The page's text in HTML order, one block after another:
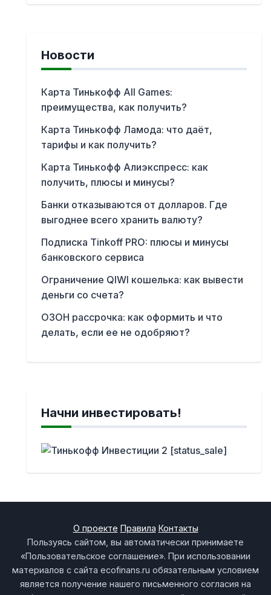
Новости
Карта Тинькофф All Games:
преимущества, как получить?
Карта Тинькофф Ламода: что даёт,
тарифы и как получить?
Карта Тинькофф Алиэкспресс: как
получить, плюсы и минусы?
Банки отказываются от долларов. Где
выгоднее всего хранить валюту?
Подписка Tinkoff PRO: плюсы и минусы
банковского сервиса
Ограничение QIWI кошелька: как вывести
деньги со счета?
ОЗОН рассрочка: как оформить и что
делать, если ее не одобряют?
Начни инвестировать!
О проекте Правила Контакты
Пользуясь сайтом, вы автоматически принимаете
«Пользовательское соглашение». При использовании
материалов с сайта ecofinans.ru обязательным условием
является получение нашего письменного согласия на